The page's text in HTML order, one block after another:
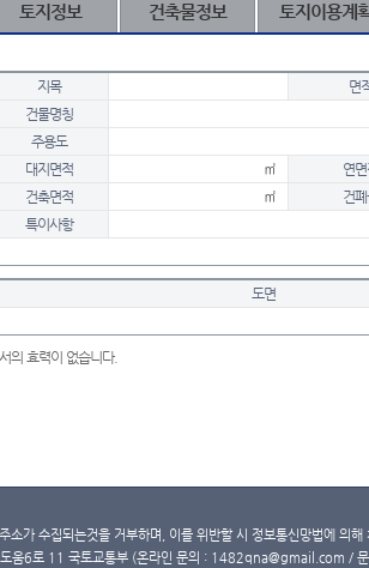
토지정보 건축물정보 토지이용계
지목 면
건물명칭
주용도
대지면적
㎡
연
건축면적
㎡
건
특이사항
도면
의 효력이 없습니다.
소가 수집되는것을 거부하며, 이를 위반할 시 정보통신망법에 의
움6로 11 국토교통부 (온라인 문의 : 1482qna@gmail.com /